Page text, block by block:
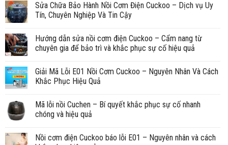
Sửa Chữa Bảo Hành Nồi Cơm Điện Cuckoo – Dịch vụ Uy
Tín, Chuyên Nghiệp Và Tin Cậy
Hướng dẫn sửa nồi cơm điện Cuckoo – Cẩm nang từ
chuyên gia để bảo trì và khắc phục sự cố hiệu quả
Giải Mã Lỗi E01 Nồi Cơm Cuckoo – Nguyên Nhân Và Cách
Khắc Phục Hiệu Quả
Mã lỗi nồi Cuchen – Bí quyết khắc phục sự cố nhanh
chóng và hiệu quả
Nồi cơm điện Cuckoo báo lỗi E01 – Nguyên nhân và cách